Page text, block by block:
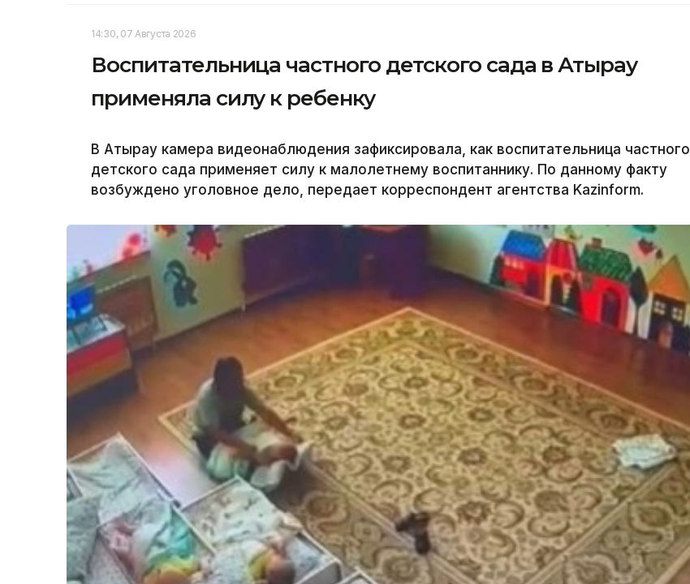
14:30, 07 Августа 2026
Воспитательница частного детского сада в Атырау
применяла силу к ребенку
В Атырау камера видеонаблюдения зафиксировала, как воспитательница частного
детского сада применяет силу к малолетнему воспитаннику. По данному факту
возбуждено уголовное дело, передает корреспондент агентства Kazinform.